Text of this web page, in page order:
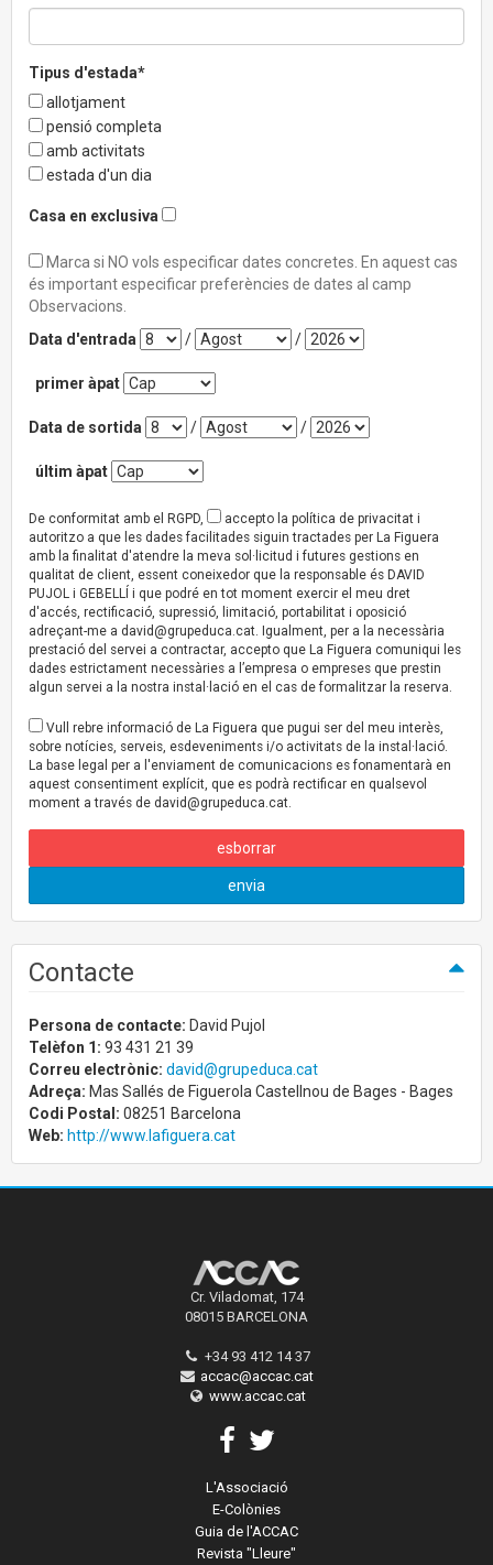
Tipus d'estada*
allotjament
pensió completa
amb activitats
estada d'un dia
Casa en exclusiva
Marca si NO vols especificar dates concretes. En aquest cas
és important especificar preferències de dates al camp
Observacions.
Data d'entrada
/ /
primer àpat
Data de sortida / /
últim àpat
De conformitat amb el RGPD,
accepto la política de privacitat i
autoritzo a que les dades facilitades siguin tractades per La Figuera
amb la finalitat d'atendre la meva sol·licitud i futures gestions en
qualitat de client, essent coneixedor que la responsable és DAVID
PUJOL i GEBELLÍ i que podré en tot moment exercir el meu dret
d'accés, rectificació, supressió, limitació, portabilitat i oposició
adreçant-me a david@grupeduca.cat . Igualment, per a la necessària
prestació del servei a contractar, accepto que La Figuera comuniqui les
dades estrictament necessàries a l’empresa o empreses que prestin
algun servei a la nostra instal·lació en el cas de formalitzar la reserva.
Vull rebre informació de La Figuera que pugui ser del meu interès,
sobre notícies, serveis, esdeveniments i/o activitats de la instal·lació.
La base legal per a l'enviament de comunicacions es fonamentarà en
aquest consentiment explícit, que es podrà rectificar en qualsevol
moment a través de david@grupeduca.cat
esborrar
envia
Contacte
Persona de contacte: David Pujol
Telèfon 1: 93 431 21 39
Correu electrònic: david@grupeduca.cat
Adreça: Mas Sallés de Figuerola Castellnou de Bages - Bages
Codi Postal: 08251 Barcelona
Web: http://www.lafiguera.cat
Cr. Viladomat, 174
08015 BARCELONA
+34 93 412 14 37
accac@accac.cat
www.accac.cat
L'Associació
E-Colònies
Guia de l'ACCAC
Revista "Lleure"